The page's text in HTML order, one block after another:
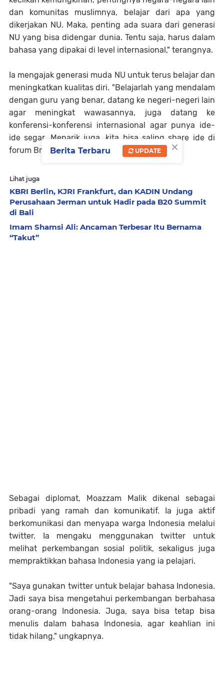
dan komunitas muslimnya, belajar dari apa yang
dikerjakan NU. Maka, penting ada suara dari generasi
NU yang bisa didengar dunia. Tentu saja, harus dalam
bahasa yang dipakai di level internasional," terangnya.
Ia mengajak generasi muda NU untuk terus belajar dan
meningkatkan kualitas diri. "Belajarlah yang mendalam
dengan guru yang benar, datang ke negeri-negeri lain
agar meningkat wawasannya, juga datang ke
konferensi-konferensi internasional agar punya ide-
ide segar. Menarik juga, kita bisa saling share ide di
forum British Islam Conference ini."
Lihat juga
KBRI Berlin, KJRI Frankfurt, dan KADIN Undang
Perusahaan Jerman untuk Hadir pada B20 Summit
di Bali
Imam Shamsi Ali: Ancaman Terbesar Itu Bernama
“Takut”
Sebagai diplomat, Moazzam Malik dikenal sebagai
pribadi yang ramah dan komunikatif. Ia juga aktif
berkomunikasi dan menyapa warga Indonesia melalui
twitter. Ia mengaku menggunakan twitter untuk
melihat perkembangan sosial politik, sekaligus juga
mempraktikkan bahasa Indonesia yang ia pelajari.
"Saya gunakan twitter untuk belajar bahasa Indonesia.
Jadi saya bisa mengetahui perkembangan berbahasa
orang-orang Indonesia. Juga, saya bisa tetap bisa
menulis dalam bahasa Indonesia, agar keahlian ini
tidak hilang," ungkapnya.
×
Berita Terbaru UPDATE